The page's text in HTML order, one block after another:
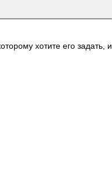
хотите его задать, и